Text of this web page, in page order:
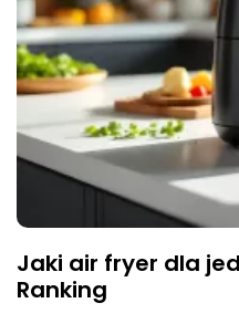
Jaki air fryer dla
Ranking